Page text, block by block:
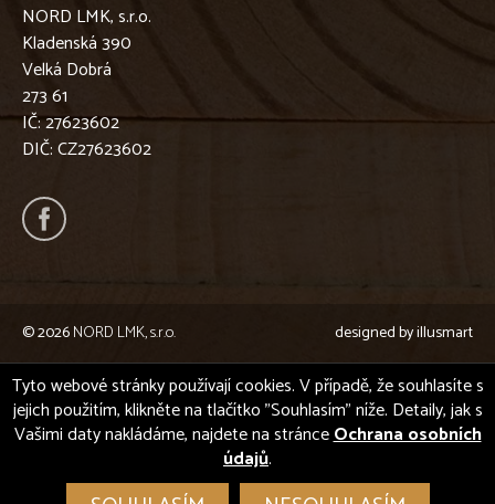
NORD LMK, s.r.o.
Kladenská 390
Velká Dobrá
273 61
IČ: 27623602
DIČ: CZ27623602
© 2026NORD LMK, s.r.o. designed byillusmart
Tyto webové stránky používají cookies. V případě, že souhlasíte s
jejich použitím, klikněte na tlačítko "Souhlasím" níže. Detaily, jak s
Vašimi daty nakládáme, najdete na stránceOchrana osobních
údajů.